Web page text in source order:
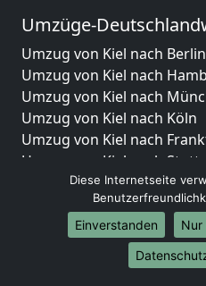
Umzüge-
Umzug von Kiel nach Berlin
Umzug von Kiel nach
Umzug von Kiel nach
Umzug von Kiel nach Köln
Umzug von Kiel nach
Umzug von Kiel nach
Umzug von Kiel nach
Umzug von Kiel nach
Umzug von Kiel nach
Umzug von Kiel nach Essen
Umzug von Kiel nach
Diese Internetseite
Einverstanden
Nur